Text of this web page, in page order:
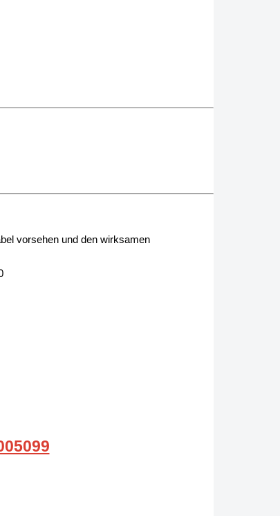
vorsehen und den wirksamen